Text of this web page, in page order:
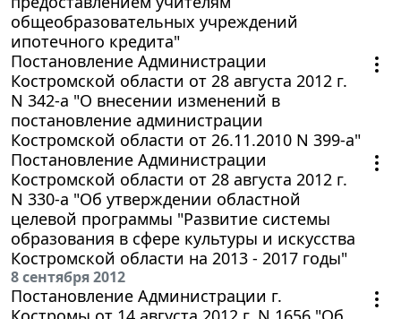
общеобразовательных учреждений
ипотечного кредита"
Постановление Администрации
Костромской области от 28 августа 2012 г.
N 342-а "О внесении изменений в
постановление администрации
Костромской области от 26.11.2010 N 399-а"
Постановление Администрации
Костромской области от 28 августа 2012 г.
N 330-а "Об утверждении областной
целевой программы "Развитие системы
образования в сфере культуры и искусства
Костромской области на 2013 - 2017 годы"
8 сентября 2012
Постановление Администрации г.